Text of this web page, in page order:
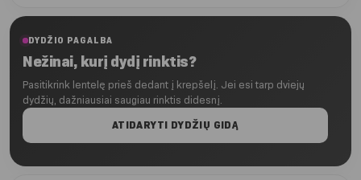
DYDŽIO PAGALBA
Nežinai, kurį dydį rinktis?
Pasitikrink lentelę prieš dedant į krepšelį. Jei esi tarp dviejų
dydžių, dažniausiai saugiau rinktis didesnį.
ATIDARYTI DYDŽIŲ GIDĄ